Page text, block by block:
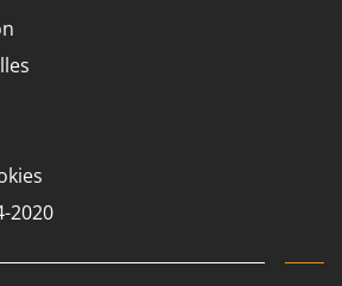
pour polenta
à batterie
manuelles
2020